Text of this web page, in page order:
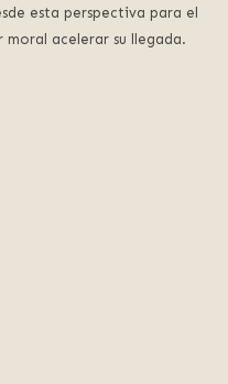
esta perspectiva para el
moral acelerar su llegada.